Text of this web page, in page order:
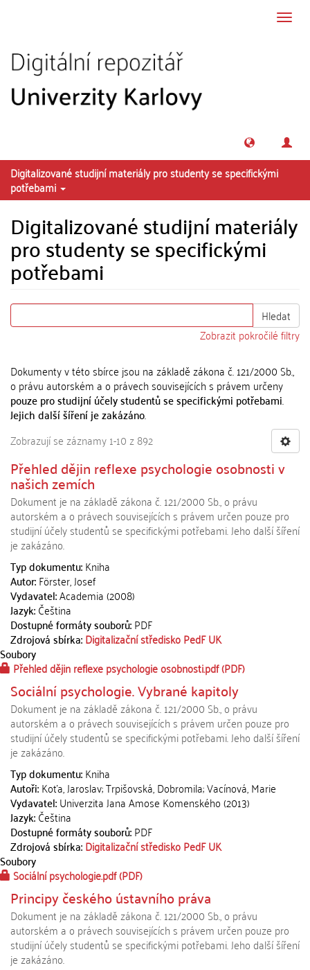
Digitalizované studijní materiály pro studenty se specifickými
potřebami
Digitalizované studijní materiály
pro studenty se specifickými
potřebami
Hledat
Zobrazit pokročilé filtry
Dokumenty v této sbírce jsou na základě zákona č. 121/2000 Sb.,
o právu autorském a o právech souvisejících s právem určeny
pouze pro studijní účely studentů se specifickými potřebami.
Jejich další šíření je zakázáno.
Zobrazují se záznamy 1-10 z 892
Přehled dějin reflexe psychologie osobnosti v
našich zemích
Dokument je na základě zákona č. 121/2000 Sb., o právu
autorském a o právech souvisejících s právem určen pouze pro
studijní účely studentů se specifickými potřebami. Jeho další šíření
je zakázáno.
Typ dokumentu:Kniha
Autor:Förster, Josef
Vydavatel:Academia (2008)
Jazyk:Čeština
Dostupné formáty souborů:PDF
Zdrojová sbírka:Digitalizační středisko PedF UK
Soubory
Přehled dějin reflexe psychologie osobnosti.pdf(PDF)
Sociální psychologie. Vybrané kapitoly
Dokument je na základě zákona č. 121/2000 Sb., o právu
autorském a o právech souvisejících s právem určen pouze pro
studijní účely studentů se specifickými potřebami. Jeho další šíření
je zakázáno.
Typ dokumentu:Kniha
Autoři:Koťa, Jaroslav; Trpišovská, Dobromila; Vacínová, Marie
Vydavatel:Univerzita Jana Amose Komenského (2013)
Jazyk:Čeština
Dostupné formáty souborů:PDF
Zdrojová sbírka:Digitalizační středisko PedF UK
Soubory
Sociální psychologie.pdf(PDF)
Principy českého ústavního práva
Dokument je na základě zákona č. 121/2000 Sb., o právu
autorském a o právech souvisejících s právem určen pouze pro
studijní účely studentů se specifickými potřebami. Jeho další šíření
je zakázáno.